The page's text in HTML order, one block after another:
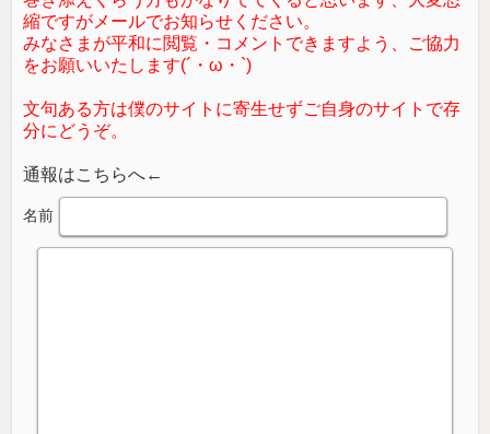
縮ですがメールでお知らせください。
みなさまが平和に閲覧・コメントできますよう、ご協力
をお願いいたします(´・ω・`)
文句ある方は僕のサイトに寄生せずご自身のサイトで存
分にどうぞ。
通報はこちらへ←
名前